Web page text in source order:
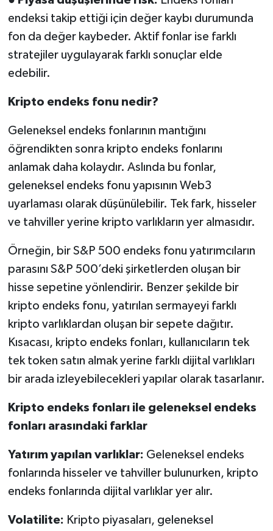
endeksi takip ettiği için değer kaybı durumunda
fon da değer kaybeder. Aktif fonlar ise farklı
stratejiler uygulayarak farklı sonuçlar elde
edebilir.
Kripto endeks fonu nedir?
Geleneksel endeks fonlarının mantığını
öğrendikten sonra kripto endeks fonlarını
anlamak daha kolaydır. Aslında bu fonlar,
geleneksel endeks fonu yapısının Web3
uyarlaması olarak düşünülebilir. Tek fark, hisseler
ve tahviller yerine kripto varlıkların yer almasıdır.
Örneğin, bir S&P 500 endeks fonu yatırımcıların
parasını S&P 500’deki şirketlerden oluşan bir
hisse sepetine yönlendirir. Benzer şekilde bir
kripto endeks fonu, yatırılan sermayeyi farklı
kripto varlıklardan oluşan bir sepete dağıtır.
Kısacası, kripto endeks fonları, kullanıcıların tek
tek token satın almak yerine farklı dijital varlıkları
bir arada izleyebilecekleri yapılar olarak tasarlanır.
Kripto endeks fonları ile geleneksel endeks
fonları arasındaki farklar
Yatırım yapılan varlıklar: Geleneksel endeks
fonlarında hisseler ve tahviller bulunurken, kripto
endeks fonlarında dijital varlıklar yer alır.
Volatilite: Kripto piyasaları, geleneksel